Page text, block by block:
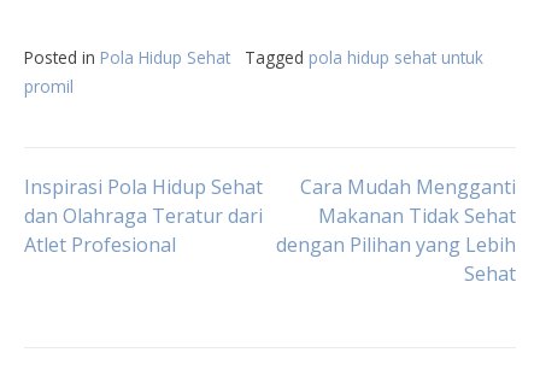
Posted in Pola Hidup Sehat Tagged pola hidup sehat untuk
promil
Post
navigation
Inspirasi Pola Hidup Sehat
dan Olahraga Teratur dari
Atlet Profesional
Cara Mudah Mengganti
Makanan Tidak Sehat
dengan Pilihan yang Lebih
Sehat